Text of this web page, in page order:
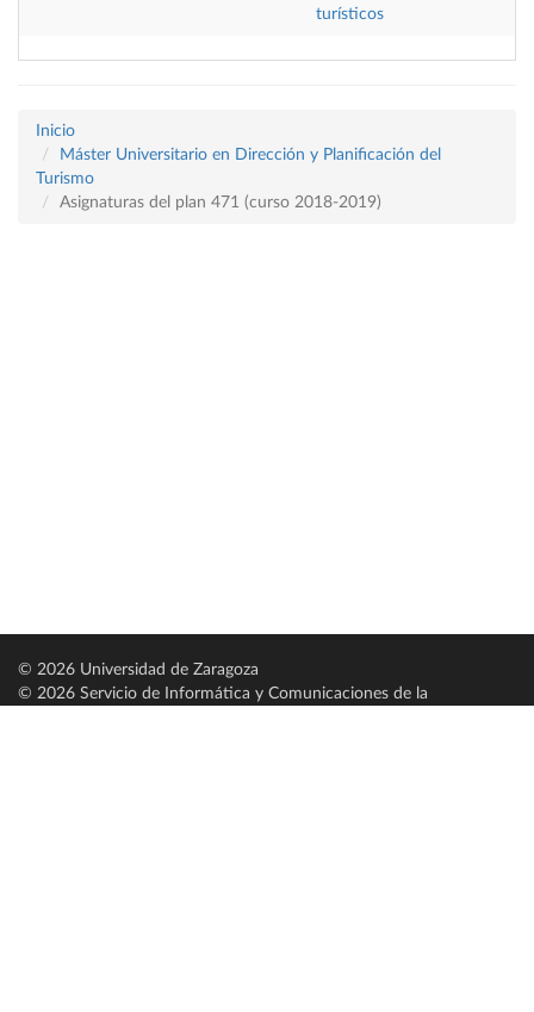
turísticos
Inicio
Máster Universitario en Dirección y Planificación del
Turismo
Asignaturas del plan 471 (curso 2018-2019)
© 2026 Universidad de Zaragoza
© 2026 Servicio de Informática y Comunicaciones de la